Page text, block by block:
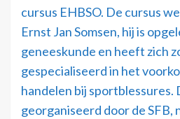
cursus EHBSO. De cursus
Ernst Jan Somsen, hij is
geneeskunde en heeft zich
gespecialiseerd in het
handelen bij sportblessures.
georganiseerd door de SFB,